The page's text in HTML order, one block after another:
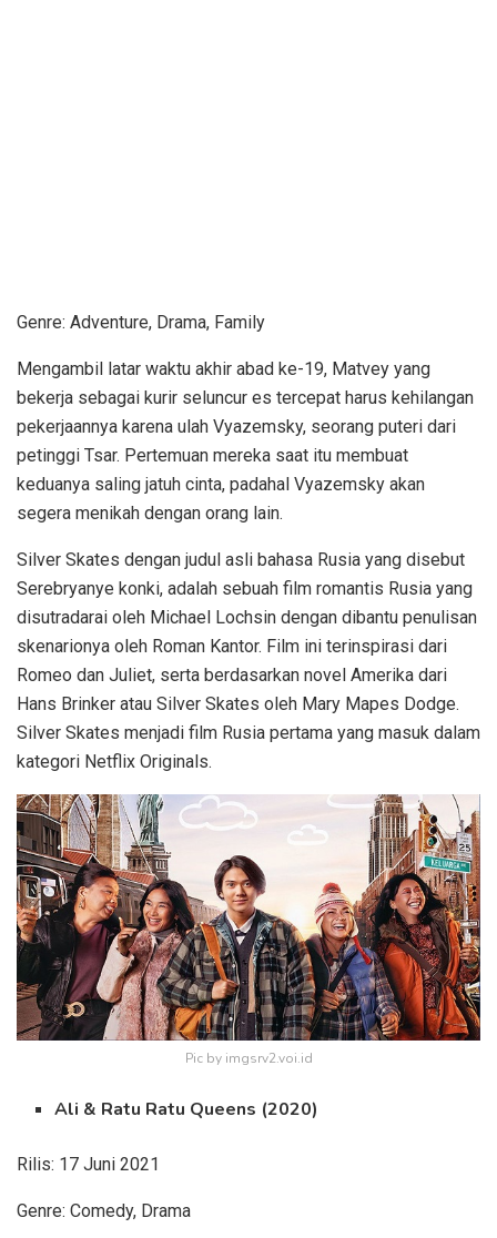
Genre: Adventure, Drama, Family
Mengambil latar waktu akhir abad ke-19, Matvey yang
bekerja sebagai kurir seluncur es tercepat harus kehilangan
pekerjaannya karena ulah Vyazemsky, seorang puteri dari
petinggi Tsar. Pertemuan mereka saat itu membuat
keduanya saling jatuh cinta, padahal Vyazemsky akan
segera menikah dengan orang lain.
Silver Skates dengan judul asli bahasa Rusia yang disebut
Serebryanye konki, adalah sebuah film romantis Rusia yang
disutradarai oleh Michael Lochsin dengan dibantu penulisan
skenarionya oleh Roman Kantor. Film ini terinspirasi dari
Romeo dan Juliet, serta berdasarkan novel Amerika dari
Hans Brinker atau Silver Skates oleh Mary Mapes Dodge.
Silver Skates menjadi film Rusia pertama yang masuk dalam
kategori Netflix Originals.
Pic by imgsrv2.voi.id
Ali & Ratu Ratu Queens (2020)
Rilis: 17 Juni 2021
Genre: Comedy, Drama